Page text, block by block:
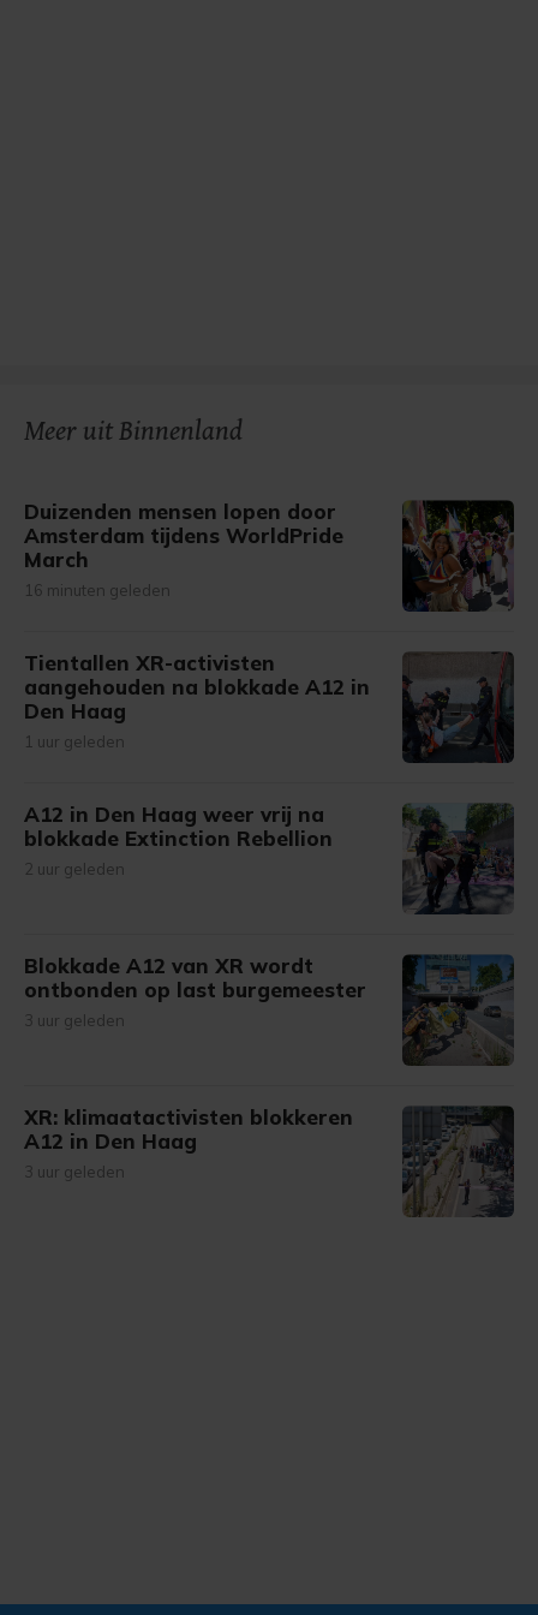
Meer uit Binnenland
Duizenden mensen lopen door
Amsterdam tijdens WorldPride
March
16 minuten geleden
Tientallen XR-activisten
aangehouden na blokkade A12 in
Den Haag
1 uur geleden
A12 in Den Haag weer vrij na
blokkade Extinction Rebellion
2 uur geleden
Blokkade A12 van XR wordt
ontbonden op last burgemeester
3 uur geleden
XR: klimaatactivisten blokkeren
A12 in Den Haag
3 uur geleden